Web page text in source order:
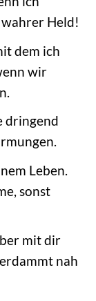
Held!
dem ich
wir
dringend
Leben.
sonst
mit dir
nah